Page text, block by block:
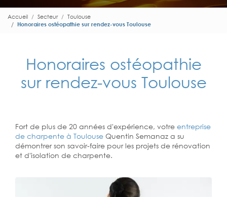
Accueil Secteur
Toulouse
Honoraires ostéopathie sur rendez-vous Toulouse
Honoraires ostéopathie
sur rendez-vous Toulouse
Fort de plus de 20 années d'expérience, votre entreprise
de charpente à Toulouse Quentin Semanaz a su
démontrer son savoir-faire pour les projets de rénovation
et d'isolation de charpente.